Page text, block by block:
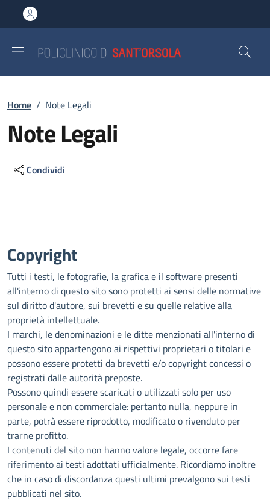
al contenuto principale
to footer content
Briciole di pane
Home / Note Legali
Note Legali
Condividi
Descrizione
Copyright
Tutti i testi, le fotografie, la grafica e il software presenti
all'interno di questo sito sono protetti ai sensi delle normative
sul diritto d'autore, sui brevetti e su quelle relative alla
proprietà intellettuale.
I marchi, le denominazioni e le ditte menzionati all'interno di
questo sito appartengono ai rispettivi proprietari o titolari e
possono essere protetti da brevetti e/o copyright concessi o
registrati dalle autorità preposte.
Possono quindi essere scaricati o utilizzati solo per uso
personale e non commerciale: pertanto nulla, neppure in
parte, potrà essere riprodotto, modificato o rivenduto per
trarne profitto.
I contenuti del sito non hanno valore legale, occorre fare
riferimento ai testi adottati ufficialmente. Ricordiamo inoltre
che in caso di discordanza questi ultimi prevalgono sui testi
pubblicati nel sito.